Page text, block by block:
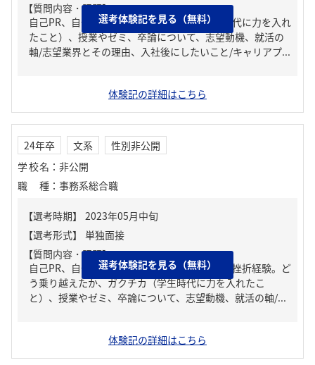
【質問内容・課題】
自己PR、自分の強み/弱み、ガクチカ（学生時代に力を入れ
たこと）、授業やゼミ、卒論について、志望動機、就活の
軸/志望業界とその理由、入社後にしたいこと/キャリアプ...
選考体験記を見る（無料）
体験記の詳細はこちら
24年卒 文系
性別非公開
学校名 ： 非公開
職種 ： 事務系総合職
【質問内容・課題】
自己PR、自分の強み/弱み、人生の中で大きな挫折経験。ど
う乗り越えたか、ガクチカ（学生時代に力を入れたこ
と）、授業やゼミ、卒論について、志望動機、就活の軸/...
選考体験記を見る（無料）
体験記の詳細はこちら